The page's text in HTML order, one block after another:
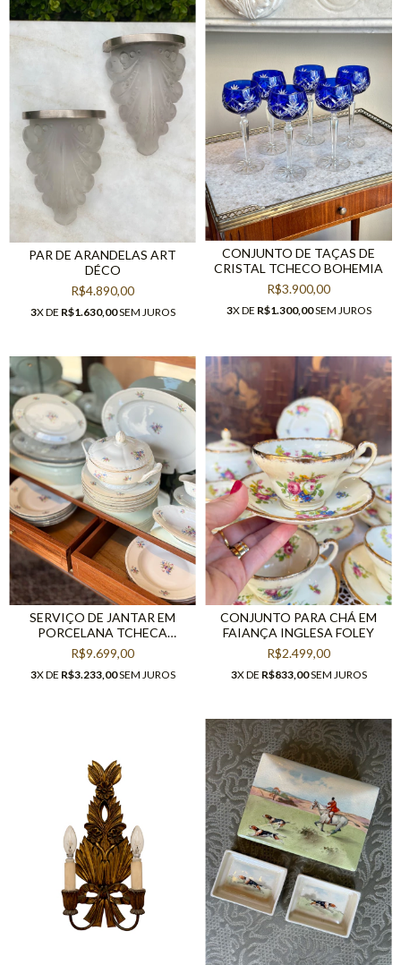
PAR DE ARANDELAS ART
DÉCO
R$4.890,00
3X DE R$1.630,00SEM JUROS
CONJUNTO DE TAÇAS DE
CRISTAL TCHECO BOHEMIA
R$3.900,00
3X DE R$1.300,00SEM JUROS
SERVIÇO DE JANTAR EM
PORCELANA TCHECA
MORITZ ZDEKAUER (50
PEÇAS)
R$9.699,00
3X DE R$3.233,00SEM JUROS
CONJUNTO PARA CHÁ EM
FAIANÇA INGLESA FOLEY
R$2.499,00
3X DE R$833,00SEM JUROS